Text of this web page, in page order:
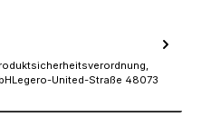
United-Straße 48073